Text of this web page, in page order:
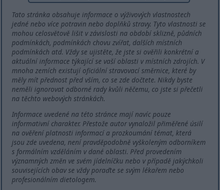
Tato stránka obsahuje informace o výživových vlastnostech
jedné nebo více potravin nebo doplňků stravy. Tyto vlastnosti se
mohou celosvětově lišit v závislosti na období sklizně, půdních
podmínkách, podmínkách chovu zvířat, dalších místních
podmínkách atd. Vždy se ujistěte, že jste si ověřili konkrétní a
aktuální informace týkající se vaší oblasti v místních zdrojích. V
mnoha zemích existují oficiální stravovací směrnice, které by
měly mít přednost před vším, co se zde dočtete. Nikdy byste
neměli ignorovat odborné rady kvůli něčemu, co jste si přečetli
na těchto webových stránkách.
Informace uvedené na této stránce mají navíc pouze
informativní charakter. Přestože autor vynaložil přiměřené úsilí
na ověření platnosti informací a prozkoumání témat, která
jsou zde uvedena, není pravděpodobně vyškoleným odborníkem
s formálním vzděláním v dané oblasti. Před provedením
významných změn ve svém jídelníčku nebo v případě jakýchkoli
souvisejících obav se vždy poraďte se svým lékařem nebo
profesionálním dietologem.